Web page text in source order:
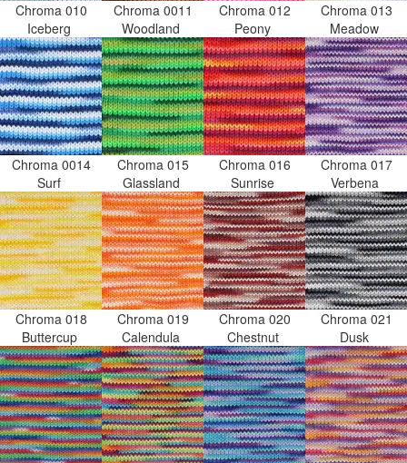
Chroma 010
Iceberg
Chroma 0011
Woodland
Chroma 012
Peony
Chroma 013
Meadow
Chroma 0014
Surf
Chroma 015
Glassland
Chroma 016
Sunrise
Chroma 017
Verbena
Chroma 018
Buttercup
Chroma 019
Calendula
Chroma 020
Chestnut
Chroma 021
Dusk